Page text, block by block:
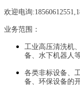
欢迎电询
业务范围：
工业高压清洗机
备、水下机器人
各类非标设备、
备、环保设备的